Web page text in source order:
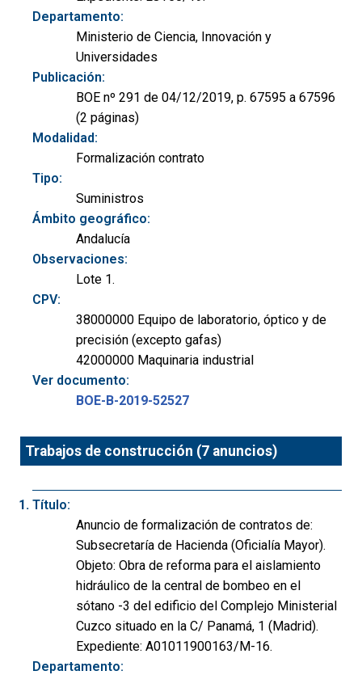
Departamento:
Ministerio de Ciencia, Innovación y
Universidades
Publicación:
BOE nº 291 de 04/12/2019, p. 67595 a 67596
(2 páginas)
Modalidad:
Formalización contrato
Tipo:
Suministros
Ámbito geográfico:
Andalucía
Observaciones:
Lote 1.
CPV:
38000000 Equipo de laboratorio, óptico y de
precisión (excepto gafas)
42000000 Maquinaria industrial
Ver documento:
BOE-B-2019-52527
Trabajos de construcción (7 anuncios)
Título:
Anuncio de formalización de contratos de:
Subsecretaría de Hacienda (Oficialía Mayor).
Objeto: Obra de reforma para el aislamiento
hidráulico de la central de bombeo en el
sótano -3 del edificio del Complejo Ministerial
Cuzco situado en la C/ Panamá, 1 (Madrid).
Expediente: A01011900163/M-16.
Departamento: